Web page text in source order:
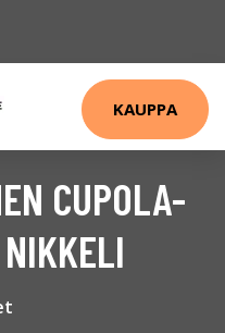
KAUPPA
CUPOLA-